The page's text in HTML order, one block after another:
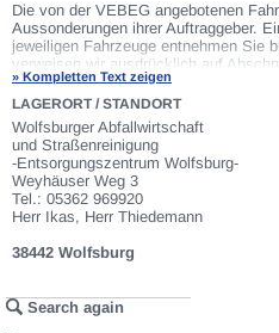
Die von der VEBEG angebotenen
Aussonderungen ihrer Auftraggeber.
jeweiligen Fahrzeuge entnehmen Sie
verweisen wir ausdrücklich auf
Geschäftsbedingungen(AGB).
VEBEG der
die Punkte E3 und E4 unserer AGB
Gebotspreis kommt die gesetzliche
Differenzbesteuerung gemäß § 25a
ausdrücklich in der jeweiligen
» Kompletten Text zeigen
LAGERORT / STANDORT
Wolfsburger Abfallwirtschaft
und Straßenreinigung
-Entsorgungszentrum Wolfsburg-
Weyhäuser Weg 3
Tel.: 05362 969920
Herr Ikas, Herr Thiedemann
38442 Wolfsburg
Search again